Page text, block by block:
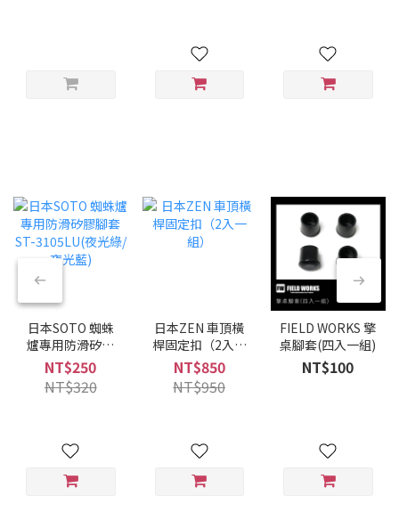
日本SOTO 蜘蛛
爐專用防滑矽膠
腳套 ST-
3105LU(夜光綠/
夜光藍)
NT$250
NT$320
日本ZEN 車頂橫
桿固定扣（2入一
組）
NT$850
NT$950
FIELD WORKS 擎
桌腳套(四入一組)
NT$100